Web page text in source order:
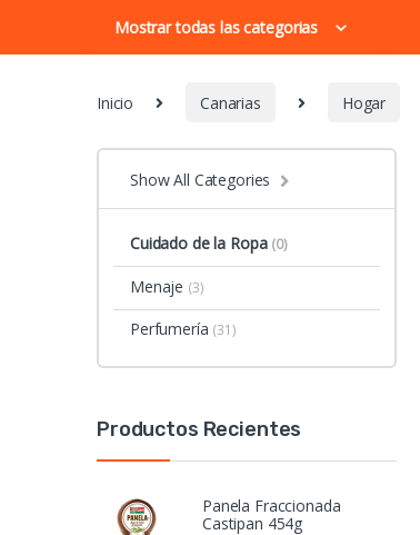
Mostrar todas las categorias
Inicio Canarias Hogar
Show All Categories
Cuidado de la Ropa (0)
Menaje (3)
Perfumería (31)
Productos Recientes
Panela Fraccionada
Castipan 454g